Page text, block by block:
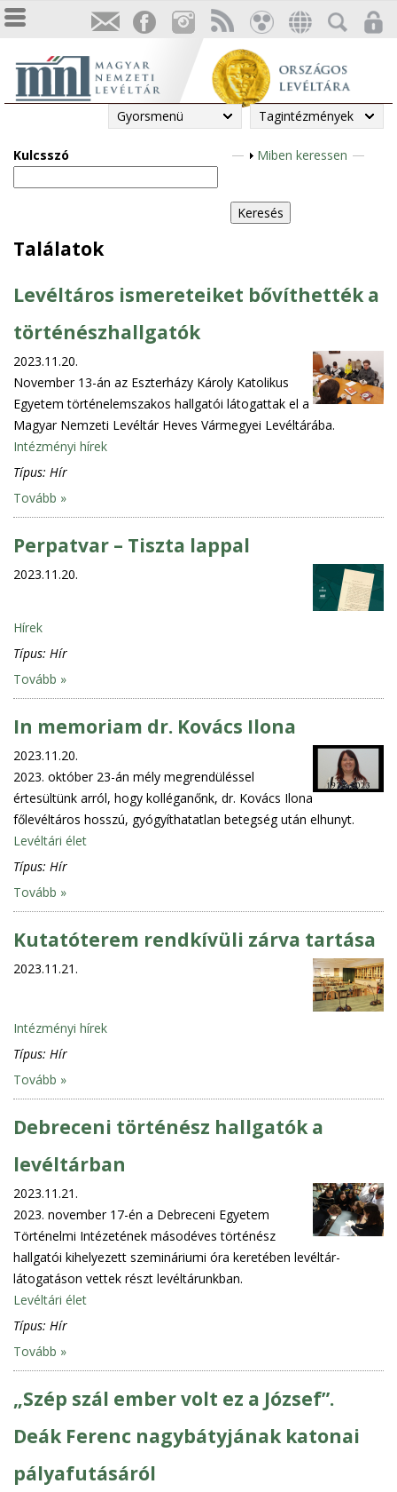
Gyorsmenü Tagintézmények
Kulcsszó
M
g
j
n
s
Miben keressen
Találatok
Levéltáros ismereteiket bővíthették a
történészhallgatók
2023.11.20.
November 13-án az Eszterházy Károly Katolikus
Egyetem történelemszakos hallgatói látogattak el a
Magyar Nemzeti Levéltár Heves Vármegyei Levéltárába.
Intézményi hírek
Típus: Hír
Tovább »
Perpatvar – Tiszta lappal
2023.11.20.
Hírek
Típus: Hír
Tovább »
In memoriam dr. Kovács Ilona
2023.11.20.
2023. október 23-án mély megrendüléssel
értesültünk arról, hogy kolléganőnk, dr. Kovács Ilona
főlevéltáros hosszú, gyógyíthatatlan betegség után elhunyt.
Levéltári élet
Típus: Hír
Tovább »
Kutatóterem rendkívüli zárva tartása
2023.11.21.
Intézményi hírek
Típus: Hír
Tovább »
Debreceni történész hallgatók a
levéltárban
2023.11.21.
2023. november 17-én a Debreceni Egyetem
Történelmi Intézetének másodéves történész
hallgatói kihelyezett szemináriumi óra keretében levéltár-
látogatáson vettek részt levéltárunkban.
Levéltári élet
Típus: Hír
Tovább »
„Szép szál ember volt ez a József”.
Deák Ferenc nagybátyjának katonai
pályafutásáról